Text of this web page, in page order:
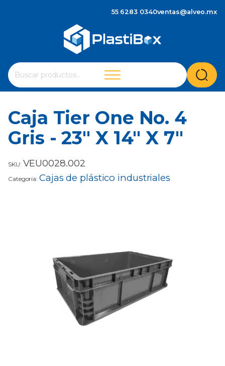
55 6283 0340ventas@alveo.mx
Buscar
por:
Cuando hay resultados autocompletados, puedes
Caja Tier One No. 4
Gris - 23" X 14" X 7"
SKU: VEU0028.002
Categoría: Cajas de plástico industriales